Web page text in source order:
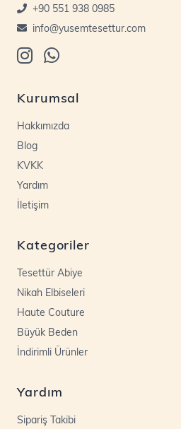
+90 551 938 0985
info@yusemtesettur.com
Kurumsal
Hakkımızda
Blog
KVKK
Yardım
İletişim
Kategoriler
Tesettür Abiye
Nikah Elbiseleri
Haute Couture
Büyük Beden
İndirimli Ürünler
Yardım
Sipariş Takibi